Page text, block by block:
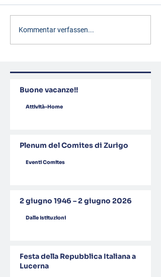
Kommentar verfassen...
Buone vacanze!!
Attività-Home
Plenum del Comites di Zurigo
Eventi Comites
2 giugno 1946 – 2 giugno 2026
Dalle Istituzioni
Festa della Repubblica Italiana a
Lucerna